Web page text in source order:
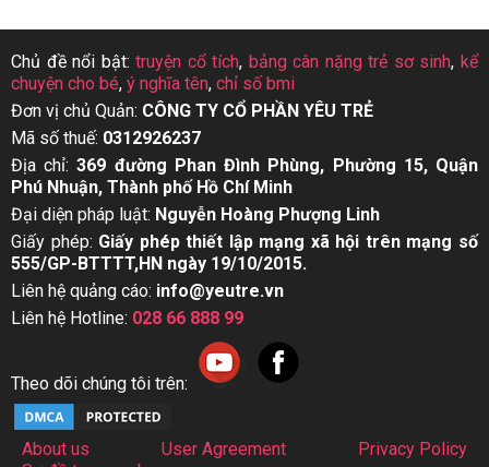
Chủ đề nổi bật:truyện cổ tích, bảng cân nặng trẻ sơ sinh,kể
chuyện cho bé, ý nghĩa tên, chỉ số bmi
Đơn vị chủ Quản: CÔNG TY CỔ PHẦN YÊU TRẺ
Mã số thuế: 0312926237
Địa chỉ:369 đường Phan Đình Phùng, Phường 15, Quận
Phú Nhuận, Thành phố Hồ Chí Minh
Đại diện pháp luật: Nguyễn Hoàng Phượng Linh
Giấy phép: Giấy phép thiết lập mạng xã hội trên mạng số
555/GP-BTTTT,HN ngày 19/10/2015.
Liên hệ quảng cáo: info@yeutre.vn
Liên hệ Hotline: 028 66 888 99
Theo dõi chúng tôi trên:
About us User Agreement
Privacy Policy